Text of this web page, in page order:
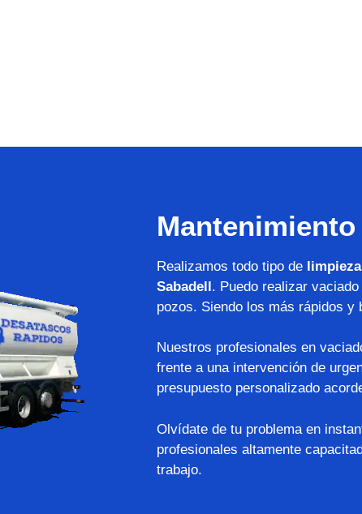
Realizamos todo tipo de
Sabadell. Puedo realizar
pozos. Siendo los más rápidos y
Nuestros profesionales en
frente a una intervención de
presupuesto personalizado
Olvídate de tu problema en
profesionales altamente
trabajo.